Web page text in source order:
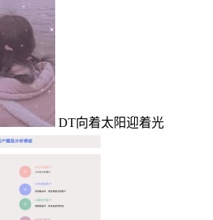
DT向着太阳迎着光